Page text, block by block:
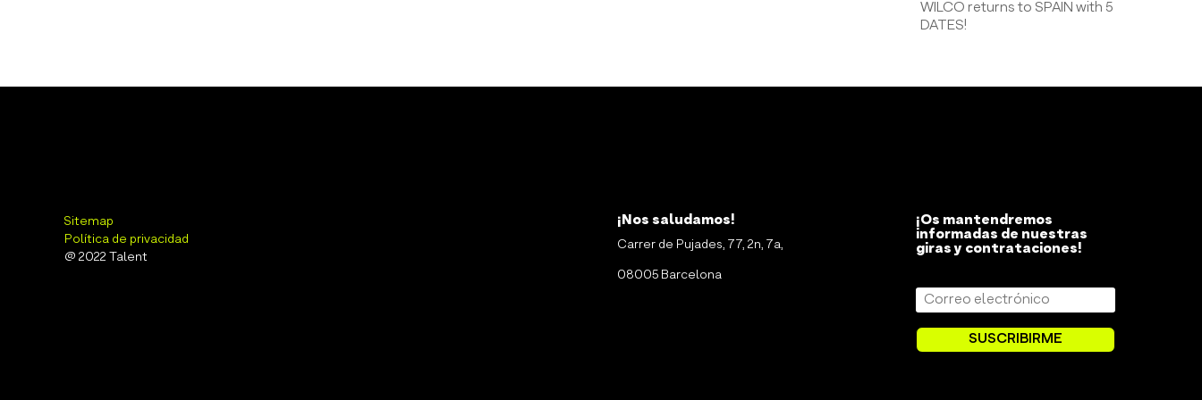
WILCO returns to SPAIN with 5
DATES!
Sitemap
Política de privacidad
@ 2022 Talent
¡Nos saludamos!
Carrer de Pujades, 77, 2n, 7a,
08005 Barcelona
¡Os mantendremos
informadas de nuestras
giras y contrataciones!
SUSCRIBIRME